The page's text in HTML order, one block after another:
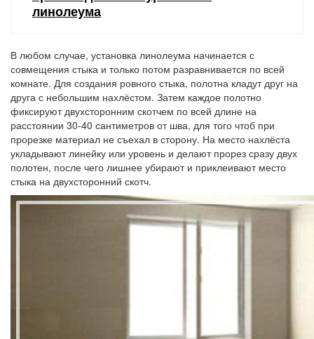
линолеума
В любом случае, установка линолеума начинается с
совмещения стыка и только потом разравнивается по всей
комнате. Для создания ровного стыка, полотна кладут друг на
друга с небольшим нахлёстом. Затем каждое полотно
фиксируют двухсторонним скотчем по всей длине на
расстоянии 30-40 сантиметров от шва, для того чтоб при
прорезке материал не съехал в сторону. На место нахлёста
укладывают линейку или уровень и делают прорез сразу двух
полотен, после чего лишнее убирают и приклеивают место
стыка на двухсторонний скотч.